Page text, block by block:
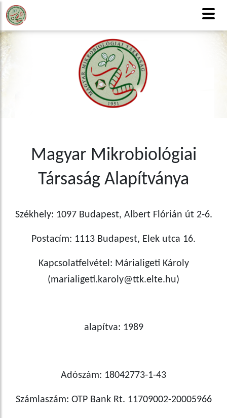
MMT
CSAK TAGOKNAK
Magyar Mikrobiológiai
Társaság Alapítványa
Székhely: 1097 Budapest, Albert Flórián út 2-6.
Postacím: 1113 Budapest, Elek utca 16.
Kapcsolatfelvétel: Márialigeti Károly
(marialigeti.karoly@ttk.elte.hu)
alapítva: 1989
Adószám: 18042773-1-43
Számlaszám: OTP Bank Rt. 11709002-20005966